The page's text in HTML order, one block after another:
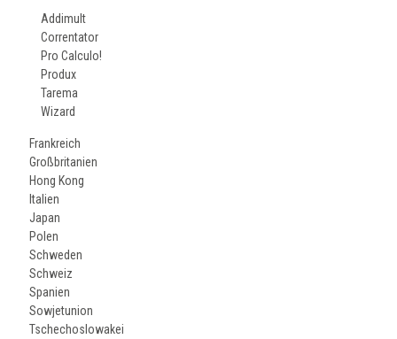
Addimult
Correntator
Pro Calculo!
Produx
Tarema
Wizard
Frankreich
Großbritanien
Hong Kong
Italien
Japan
Polen
Schweden
Schweiz
Spanien
Sowjetunion
Tschechoslowakei